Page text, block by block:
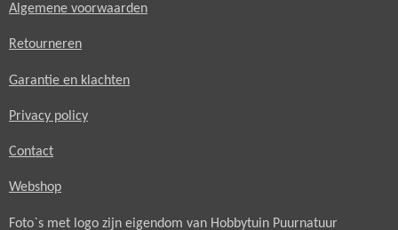
Algemene voorwaarden
Retourneren
Garantie en klachten
Privacy policy
Contact
Webshop
Foto`s met logo zijn eigendom van Hobbytuin Puurnatuur